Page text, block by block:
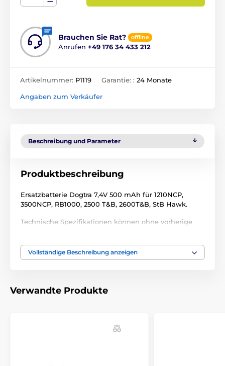
Brauchen Sie Rat? offline
Anrufen +49 176 34 433 212
Artikelnummer: P1119 Garantie: : 24 Monate
Angaben zum Verkäufer
Beschreibung und Parameter
Produktbeschreibung
Ersatzbatterie Dogtra 7,4V 500 mAh für 1210NCP,
3500NCP, RB1000, 2500 T&B, 2600T&B, StB Hawk.
Technische Spezifikationen können ohne vorherige
Trainigshalsbänder Zubehör
Vollständige Beschreibung anzeigen
Verwandte Produkte